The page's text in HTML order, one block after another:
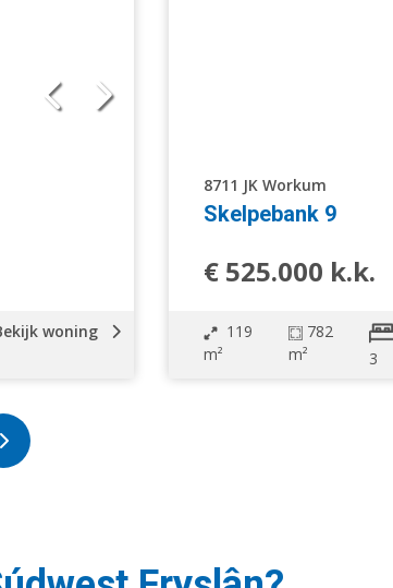
woning
8711 JK Workum
Skelpebank 9
€ 525.000 k.k.
119
m²
782
m²
3